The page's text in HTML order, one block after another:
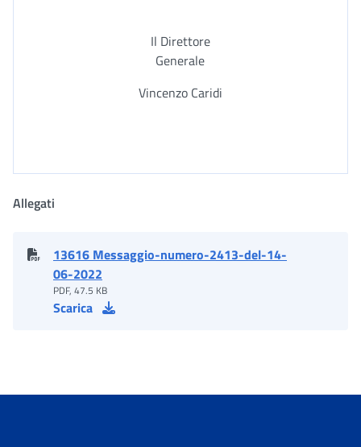
Il Direttore
Generale
Vincenzo Caridi
Allegati
13616 Messaggio-numero-2413-del-14-
06-2022
PDF, 47.5 KB
Scarica